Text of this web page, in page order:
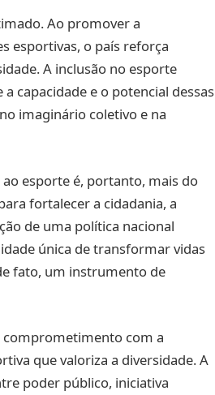
Ao promover a
esportivas, o país reforça
A inclusão no esporte
capacidade e o potencial dessas
imaginário coletivo e na
esporte é, portanto, mais do
fortalecer a cidadania, a
de uma política nacional
única de transformar vidas
fato, um instrumento de
comprometimento com a
que valoriza a diversidade. A
poder público, iniciativa